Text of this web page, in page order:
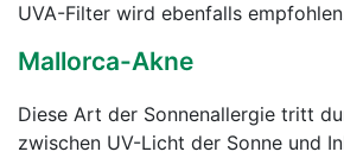
UVA-Filter wird ebenfalls
Mallorca-Akne
Diese Art der Sonnenallergie tritt
zwischen UV-Licht der Sonne und